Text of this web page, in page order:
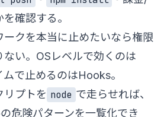
確認する。
ークを本当に止めたいなら権限
ない。OSレベルで効くのは
で止めるのはHooks。
リプトを node で走らせれば、
危険パターンを一覧化でき